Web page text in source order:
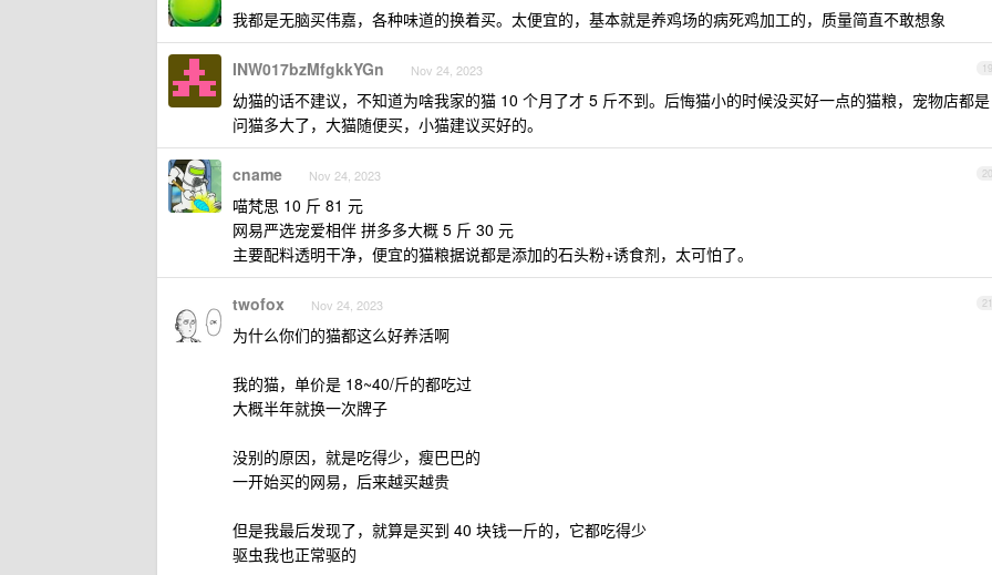
我都是无脑买伟嘉，各种味道的换着买。太便宜的，基本就是养鸡场的病死鸡加工的，质量简直不敢想象
19
INW017bzMfgkkYGn Nov 24, 2023
幼猫的话不建议，不知道为啥我家的猫 10 个月了才 5 斤不到。后悔猫小的时候没买好一点的猫粮，宠物店都是
问猫多大了，大猫随便买，小猫建议买好的。
20
cname Nov 24, 2023
喵梵思 10 斤 81 元
网易严选宠爱相伴 拼多多大概 5 斤 30 元
主要配料透明干净，便宜的猫粮据说都是添加的石头粉+诱食剂，太可怕了。
21
twofox Nov 24, 2023
为什么你们的猫都这么好养活啊
我的猫，单价是 18~40/斤的都吃过
大概半年就换一次牌子
没别的原因，就是吃得少，瘦巴巴的
一开始买的网易，后来越买越贵
但是我最后发现了，就算是买到 40 块钱一斤的，它都吃得少
驱虫我也正常驱的